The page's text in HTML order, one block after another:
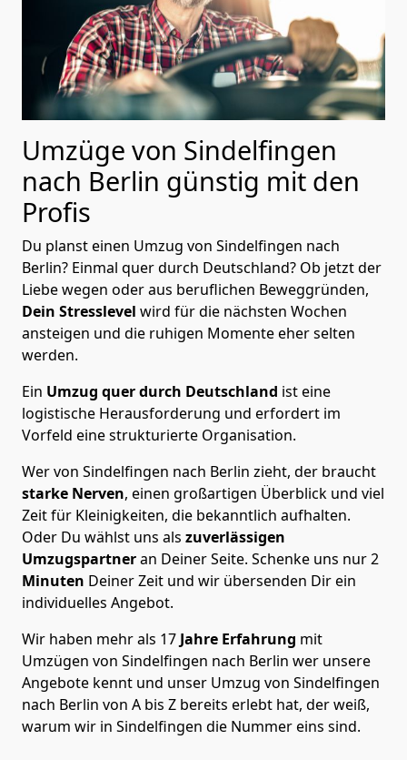
Umzüge von Sindelfingen
nach Berlin günstig mit den
Profis
Du planst einen Umzug von Sindelfingen nach
Berlin? Einmal quer durch Deutschland? Ob jetzt der
Liebe wegen oder aus beruflichen Beweggründen,
Dein Stresslevel wird für die nächsten Wochen
ansteigen und die ruhigen Momente eher selten
werden.
Ein Umzug quer durch Deutschland ist eine
logistische Herausforderung und erfordert im
Vorfeld eine strukturierte Organisation.
Wer von Sindelfingen nach Berlin zieht, der braucht
starke Nerven, einen großartigen Überblick und viel
Zeit für Kleinigkeiten, die bekanntlich aufhalten.
Oder Du wählst uns als zuverlässigen
Umzugspartneran Deiner Seite. Schenke uns nur2
Minuten Deiner Zeit und wir übersenden Dir ein
individuelles Angebot.
Wir haben mehr als 17 Jahre Erfahrung mit
Umzügen von Sindelfingen nach Berlin wer unsere
Angebote kennt und unser Umzug von Sindelfingen
nach Berlin von A bis Z bereits erlebt hat, der weiß,
warum wir in Sindelfingen die Nummer eins sind.